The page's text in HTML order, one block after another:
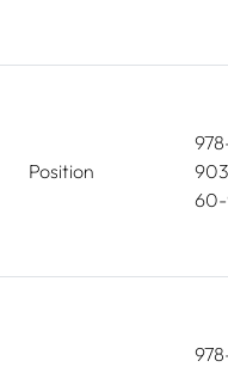
Position